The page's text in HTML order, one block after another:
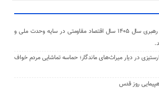
از سوی مقام معظم رهبری سال ۱۴۰۵ سال اقتصاد مقاومتی در سایه وحدت ملی و
در دیار میراث‌های ماندگار؛ حماسه تماشایی مردم خواف
روز قدس